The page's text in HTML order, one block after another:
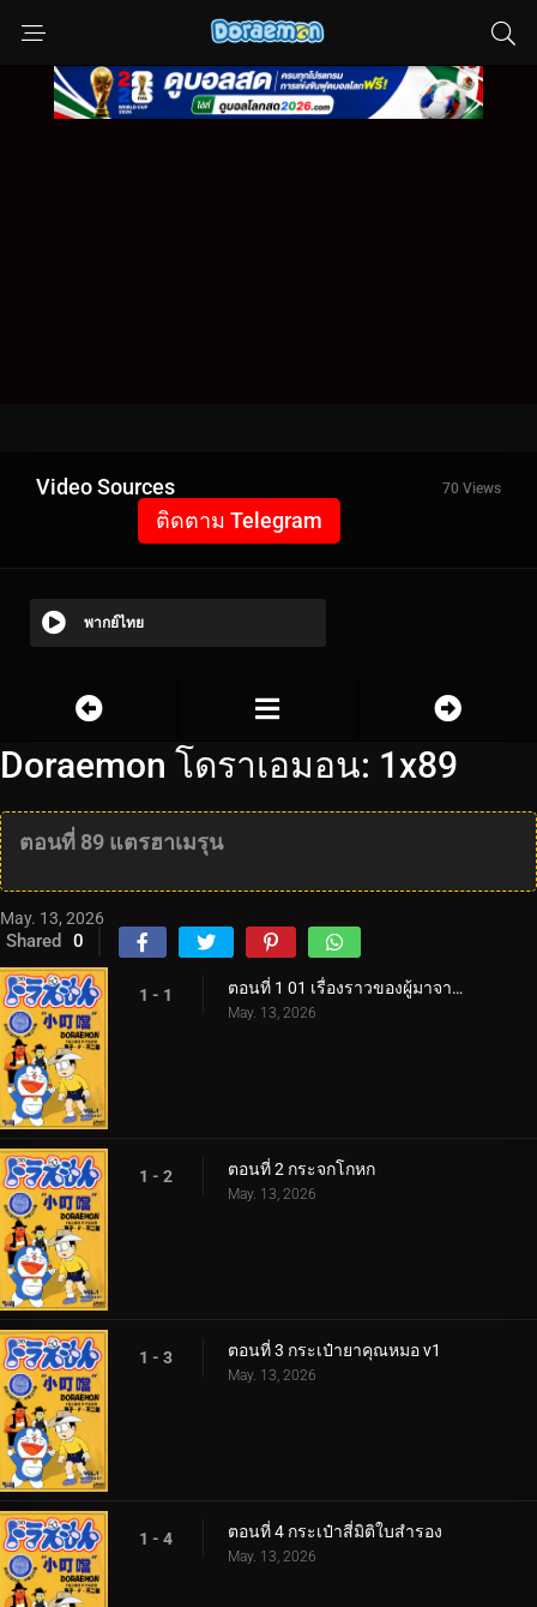
Video Sources 70 Views
ติดตาม Telegram
พากย์ไทย
Doraemon โดราเอมอน: 1x89
ตอนที่ 89 แตรฮาเมรุน
May. 13, 2026
Shared 0
1 - 1 ตอนที่ 1 01 เรื่องราวของผู้มาจากอนาคต
May. 13, 2026
1 - 2 ตอนที่ 2 กระจกโกหก
May. 13, 2026
1 - 3 ตอนที่ 3 กระเป๋ายาคุณหมอ v1
May. 13, 2026
1 - 4 ตอนที่ 4 กระเป๋าสี่มิติใบสำรอง
May. 13, 2026